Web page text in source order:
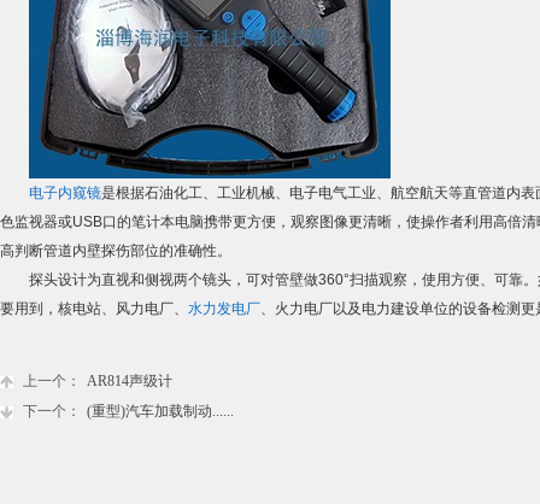
电子内窥镜是根据石油化工、工业机械、电子电气工业、航空航天等直管道内
色监视器或USB口的笔计本电脑携带更方便，观察图像更清晰，使操作者利用高倍
高判断管道内壁探伤部位的准确性。
探头设计为直视和侧视两个镜头，可对管壁做360°扫描观察，使用方便、可靠
要用到，核电站、风力电厂、 水力发电厂、火力电厂以及电力建设单位的设备检测更
上一个：
AR814声级计
下一个：
(重型)汽车加载制动......